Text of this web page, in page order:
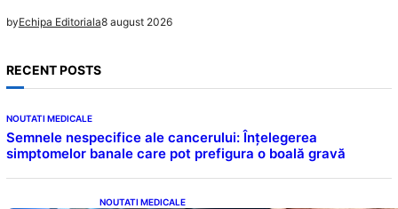
byEchipa Editoriala8 august 2026
RECENT POSTS
NOUTATI MEDICALE
Semnele nespecifice ale cancerului: Înțelegerea
simptomelor banale care pot prefigura o boală gravă
NOUTATI MEDICALE